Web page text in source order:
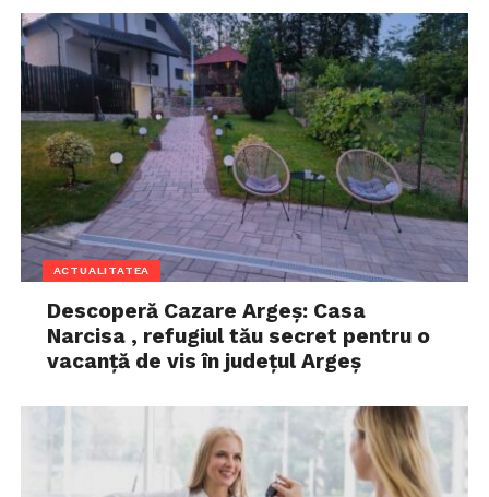
ACTUALITATEA
Descoperă Cazare Argeș: Casa
Narcisa , refugiul tău secret pentru o
vacanță de vis în județul Argeș